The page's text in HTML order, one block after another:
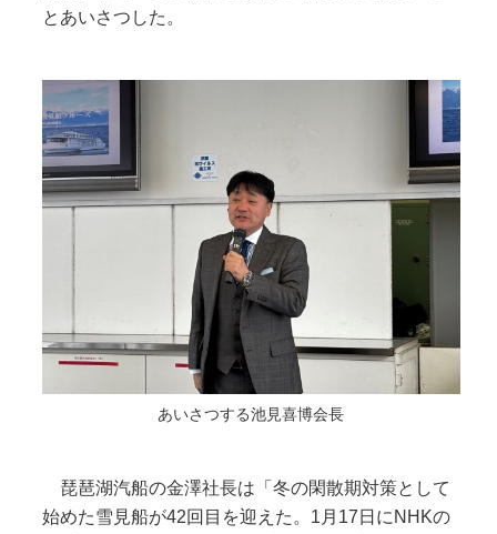
とあいさつした。
あいさつする池見喜博会長
琵琶湖汽船の金澤社長は「冬の閑散期対策として
始めた雪見船が42回目を迎えた。1月17日にNHKの